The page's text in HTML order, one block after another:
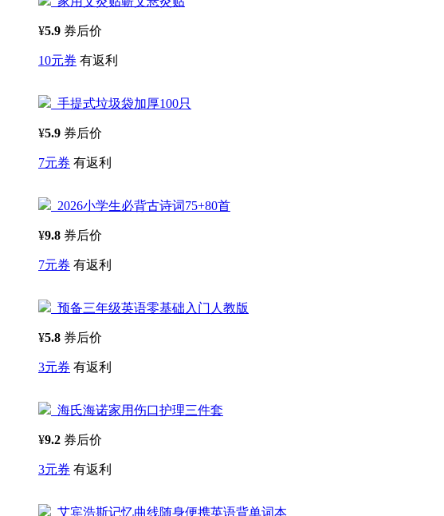
¥5.9 券后价
10元券 有返利
手提式垃圾袋加厚100只
¥5.9 券后价
7元券 有返利
2026小学生必背古诗词75+80首
¥9.8 券后价
7元券 有返利
预备三年级英语零基础入门人教版
¥5.8 券后价
3元券 有返利
海氏海诺家用伤口护理三件套
¥9.2 券后价
3元券 有返利
艾宾浩斯记忆曲线随身便携英语背单词本